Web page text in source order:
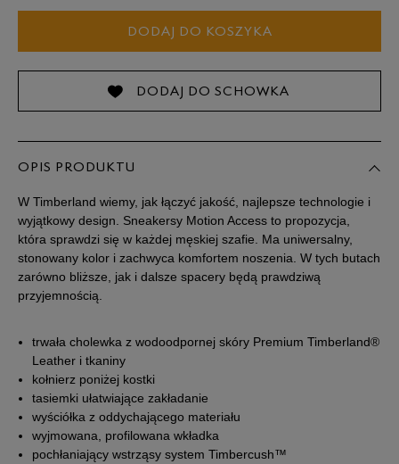
25 cm
25,5 cm
27 cm
43,5 27,5 cm
44,5 28,5 cm
29 cm
DODAJ DO KOSZYKA
DODAJ DO SCHOWKA
OPIS PRODUKTU
W Timberland wiemy, jak łączyć jakość, najlepsze technologie i
wyjątkowy design. Sneakersy Motion Access to propozycja,
która sprawdzi się w każdej męskiej szafie. Ma uniwersalny,
stonowany kolor i zachwyca komfortem noszenia. W tych butach
zarówno bliższe, jak i dalsze spacery będą prawdziwą
przyjemnością.
trwała cholewka z wodoodpornej skóry Premium Timberland®
Leather i tkaniny
kołnierz poniżej kostki
tasiemki ułatwiające zakładanie
wyściółka z oddychającego materiału
wyjmowana, profilowana wkładka
pochłaniający wstrząsy system Timbercush™